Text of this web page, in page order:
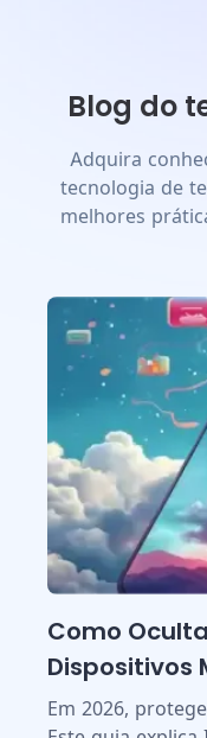
Blog do
Adquira
tecnologia de
melhores
Como
Dispositivos
Em 2026,